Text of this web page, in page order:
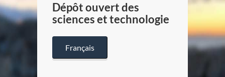
Dépôt ouvert des
sciences et technologie
Français